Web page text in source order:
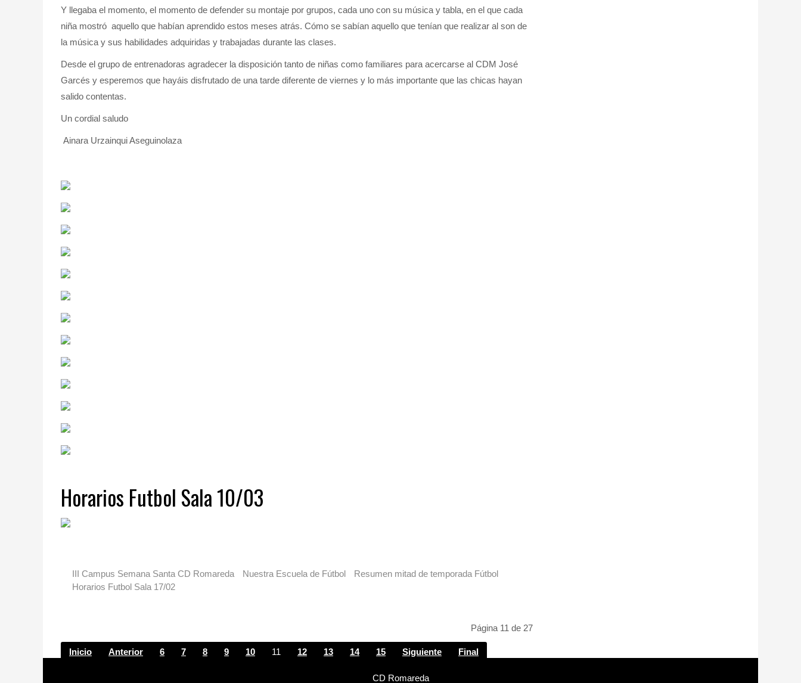
Y llegaba el momento, el momento de defender su montaje por grupos, cada uno con su música y tabla, en el que cada
niña mostró aquello que habían aprendido estos meses atrás. Cómo se sabían aquello que tenían que realizar al son de
la música y sus habilidades adquiridas y trabajadas durante las clases.
Desde el grupo de entrenadoras agradecer la disposición tanto de niñas como familiares para acercarse al CDM José
Garcés y esperemos que hayáis disfrutado de una tarde diferente de viernes y lo más importante que las chicas hayan
salido contentas.
Un cordial saludo
Ainara Urzainqui Aseguinolaza
Horarios Futbol Sala 10/03
III Campus Semana Santa CD Romareda Nuestra Escuela de Fútbol
Resumen mitad de temporada Fútbol
Horarios Futbol Sala 17/02
Página 11 de 27
Inicio Anterior 6 7 8 9 10 11 12 13 14 15 Siguiente Final
CD Romareda